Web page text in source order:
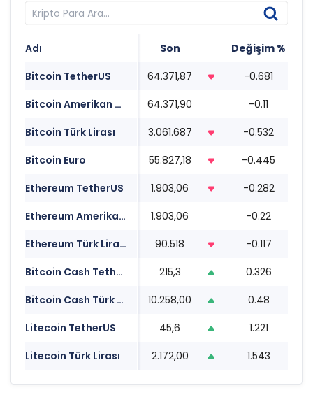
Adı Son Değişim %
Bitcoin TetherUS
64.371,87 -0.681
Bitcoin Amerikan Doları
64.371,90 -0.11
Bitcoin Türk Lirası
3.061.687 -0.532
Bitcoin Euro
55.827,18 -0.445
Ethereum TetherUS
1.903,06 -0.282
Ethereum Amerikan Doları
1.903,06 -0.22
Ethereum Türk Lirası
90.518 -0.117
Bitcoin Cash TetherUS
215,3 0.326
Bitcoin Cash Türk Lirası
10.258,00 0.48
Litecoin TetherUS
45,6 1.221
Litecoin Türk Lirası
2.172,00 1.543